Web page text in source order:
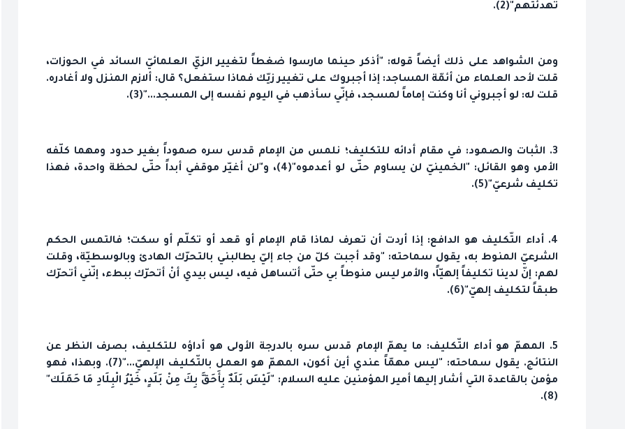
تهدئتهم"(2).
ومن الشواهد على ذلك أيضاً قوله: "أذكر حينما مارسوا ضغطاً لتغيير الزيّ العلمائيّ السائد في الحوزات،
قلت لأحد العلماء من أئمّة المساجد: إذا أجبروك على تغيير زيّك فماذا ستفعل؟ قال: ألازم المنزل ولا أغادره.
قلت له: لو أجبروني أنا وكنت إماماً لمسجد، فإنّي سأذهب في اليوم نفسه إلى المسجد..."(3).
3. الثبات والصمود: في مقام أدائه للتكليف؛ نلمس من الإمام قدس سره صموداً بغير حدود ومهما كلّفه
الأمر، وهو القائل: "الخمينيّ لن يساوم حتّى لو أعدموه"(4)، و"لن أغيّر موقفي أبداً حتّى لحظة واحدة، فهذا
تكليف شرعيّ"(5).
4. أداء التّكليف هو الدافع: إذا أردت أن تعرف لماذا قام الإمام أو قعد أو تكلّم أو سكت؛ فالتمس الحكم
الشرعيّ المنوط به، يقول سماحته: "وقد أجبت كلّ من جاء إليّ يطالبني بالتحرّك الهادئ وبالوسطيّة، وقلت
لهم: إنّ لدينا تكليفاً إلهيّاً، والأمر ليس منوطاً بي حتّى أتساهل فيه، ليس بيدي أنْ أتحرّك ببطء، إنّني أتحرّك
طبقاً لتكليف إلهيّ"(6).
5. المهمّ هو أداء التّكليف: ما يهمّ الإمام قدس سره بالدرجة الأولى هو أداؤه للتكليف، بصرف النظر عن
النتائج. يقول سماحته: "ليس مهمّاً عندي أين أكون، المهمّ هو العمل بالتّكليف الإلهيّ..."(7). وبهذا، فهو
مؤمن بالقاعدة التي أشار إليها أمير المؤمنين عليه السلام: "لَيْسَ بَلَدٌ بِأَحَقَّ بِكَ مِنْ بَلَدٍ، خَيْرُ الْبِلَادِ مَا حَمَلَك"
(8).